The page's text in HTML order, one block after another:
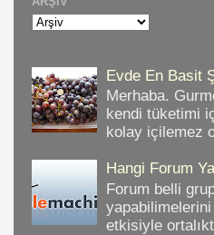
Evde En Basit
Merhaba.
kendi tüketimi
kolay içilemez
Hangi Forum
Forum belli
etkisiyle